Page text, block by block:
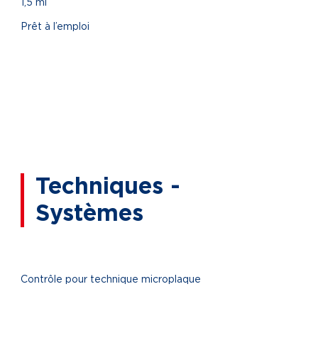
1,5 ml
Prêt à l’emploi
Techniques -
Systèmes
Contrôle pour technique microplaque